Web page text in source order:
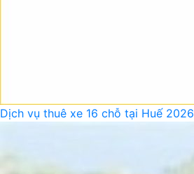
Dịch vụ thuê xe 16 chỗ tại Huế 2026